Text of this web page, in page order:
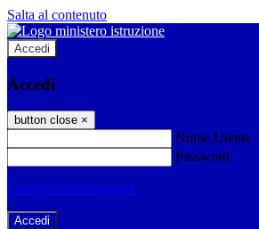
Salta al contenuto
Accedi
Accedi
button close ×
Nome Utente
Password
Password dimenticata?